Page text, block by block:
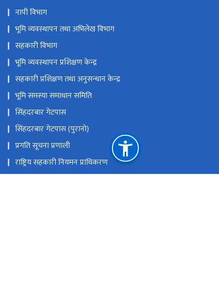
नापी विभाग
भूमि व्यवस्थापन तथा अभिलेख विभाग
सहकारी विभाग
भूमि व्यवस्थापन प्रशिक्षण केन्द्र
सहकारी प्रशिक्षण तथा अनुसन्धान केन्द्र
भूमि समस्या समाधान समिति
सिंहदरबार गेटपास
सिंहदरबार गेटपास (पुरानो)
प्रगति सूचना प्रणाली
राष्ट्रिय सहकारी नियमन प्राधिकरण